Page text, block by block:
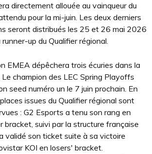
directement allouée au vainqueur du
pour la mi-juin. Les deux derniers
seront distribués les 25 et 26 mai 2026
up du Qualifier régional.
EMEA dépêchera trois écuries dans la
champion des LEC Spring Playoffs
seed numéro un le 7 juin prochain. En
issues du Qualifier régional sont
: G2 Esports a tenu son rang en
bracket, suivi par la structure française
validé son ticket suite à sa victoire
KOI en losers' bracket.